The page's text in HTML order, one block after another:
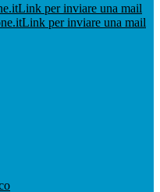
Link per inviare una mail
Link per inviare una mail